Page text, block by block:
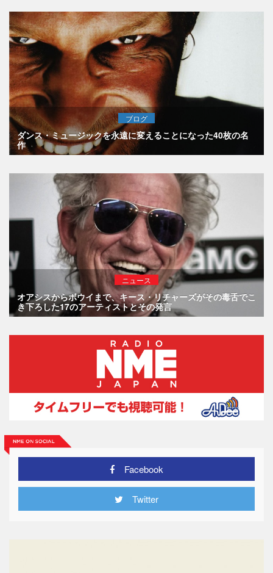
ブログ
ダンス・ミュージックを永遠に変えることになった40枚の名
作
ニュース
オアシスからボウイまで、キース・リチャーズがその毒舌でこ
き下ろした17のアーティストとその発言
Facebook
Twitter